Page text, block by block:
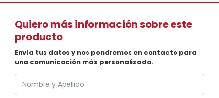
Quiero más información sobre este
producto
Envía tus datos y nos pondremos en contacto para
una comunicación más personalizada.